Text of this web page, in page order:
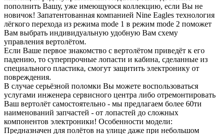
пополнить Вашу, уже имеющуюся коллекцию, если Вы не
новичок! Запатентованная компанией Nine Eagles технология
лёгкого перехода из режима mode 1 в режим mode 2 поможет
Вам выбрать индивидуальную удобную Вам схему
управления вертолётом.
Если Ваше первое знакомство с вертолётом приведёт к его
падению, то суперпрочные лопасти и кабина, сделанные из
специального пластика, смогут защитить электронику от
повреждения.
В случае серьёзной поломки Вы можете воспользоваться
услугами инженера сервисного центра либо отремонтировать
Ваш вертолёт самостоятельно - мы предлагаем более 60ти
наименований запчастей - от лопастей до сложных
компонентов электроники! Особенности модели:
Предназначен для полётов на улице даже при небольшом